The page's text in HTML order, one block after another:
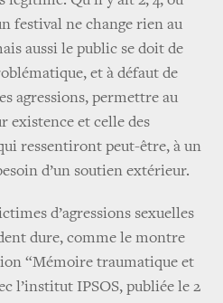
festival ne change rien au
aussi le public se doit de
et à défaut de
agressions, permettre au
existence et celle des
ressentiront peut-être, à un
d’un soutien extérieur.
d’agressions sexuelles
dure, comme le montre
“Mémoire traumatique et
l’institut IPSOS, publiée le 2